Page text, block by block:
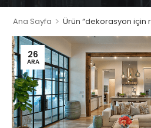
Ana Sayfa > Ürün “dekorasyon için
26
ARA